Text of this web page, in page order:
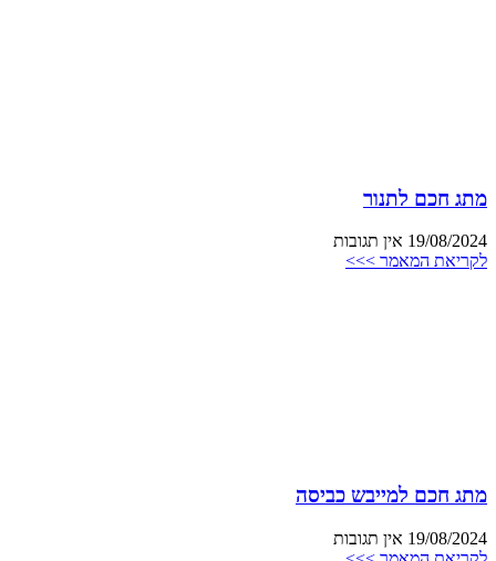
מתג חכם לתנור
19/08/2024 אין תגובות
לקריאת המאמר >>>
מתג חכם למייבש כביסה
19/08/2024 אין תגובות